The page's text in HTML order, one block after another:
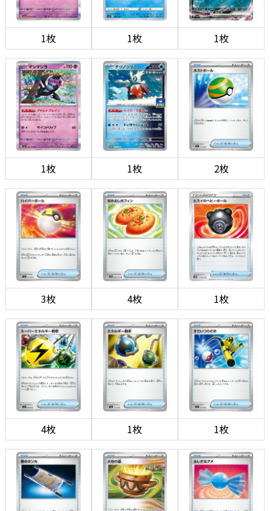
1枚 1枚 1枚
1枚 1枚 2枚
3枚 4枚 1枚
4枚 1枚 1枚